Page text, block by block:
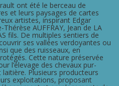
ont été le berceau de
et leurs paysages de cartes
artistes, inspirant Edgar
Thérèse AUFFRAY, Jean de LA
fils. De multiples sentiers de
ses vallées verdoyantes ou
que des ruisseaux, en
Cette nature préservée
l’élevage des chevaux pur-
laitière. Plusieurs producteurs
exploitations, proposant